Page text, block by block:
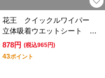
花王 クイックルワイパー
立体吸着ウエットシート ス
トロング 空間の超消臭 ２
４枚入
878円 (税込965円)
43ポイント